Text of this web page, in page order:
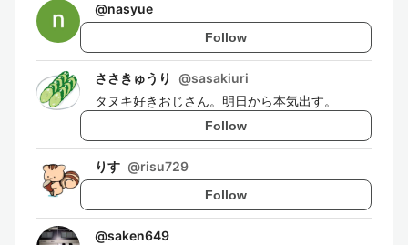
@nasyue
Follow
ささきゅうり @sasakiuri
タヌキ好きおじさん。明日から本気出す。
Follow
りす @risu729
Follow
@saken649